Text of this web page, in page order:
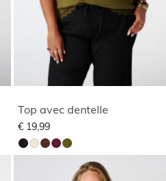
Top avec dentelle
€ 19,99